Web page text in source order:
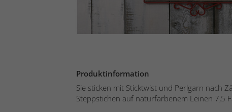
Produktinformation
Sie sticken mit Sticktwist und Perlgarn nach
Steppstichen auf naturfarbenem Leinen 7,5